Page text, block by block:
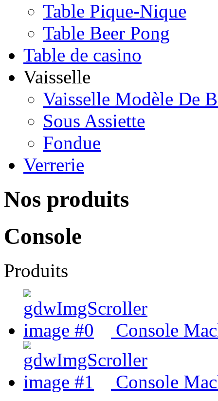
Table Pique-Nique
Table Beer Pong
Table de casino
Vaisselle
Vaisselle Modèle De
Sous Assiette
Fondue
Verrerie
Nos produits
Console
Produits
Console
Console